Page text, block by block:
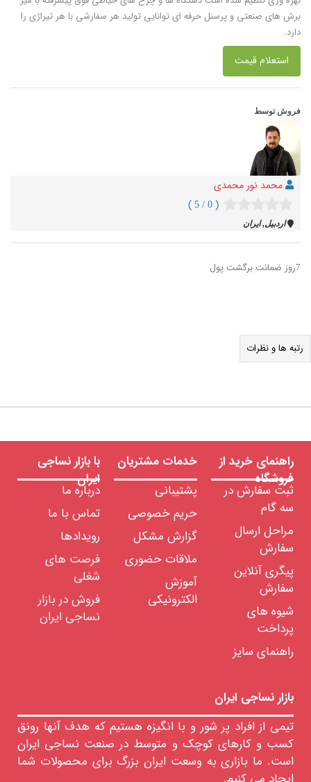
برش های صنعتی و پرسنل حرفه ای توانایی تولید هر سفارشی با هر تیراژی را
دارد.
استعلام قیمت
فروش توسط
محمد نور محمدی
( 0 / 5 )
اردبيل, ایران
7روز ضمانت برگشت پول
رتبه ها و نظرات
راهنمای خرید از
فروشگاه
ثبت سفارش در
سه گام
مراحل ارسال
سفارش
پیگری آنلاین
سفارش
شیوه های
پرداخت
راهنمای سایز
خدمات مشتریان
پشتیبانی
حریم خصوصی
گزارش مشکل
ملاقات حضوری
آموزش
الکترونیکی
با بازار نساجی
ایران
درباره ما
تماس با ما
رویدادها
فرصت های
شغلی
فروش در بازار
نساجی ایران
بازار نساجی ایران
تیمی از افراد پر شور و با انگیزه هستیم که هدف آنها رونق
کسب و کارهای کوچک و متوسط در صنعت نساجی ایران
است. ما بازاری به وسعت ایران بزرگ برای محصولات شما